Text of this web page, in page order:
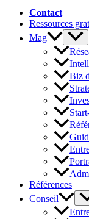
Contact
Ressources
Mag
Biz
Références
Conseil